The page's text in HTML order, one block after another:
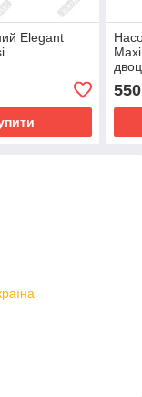
Elegant
550